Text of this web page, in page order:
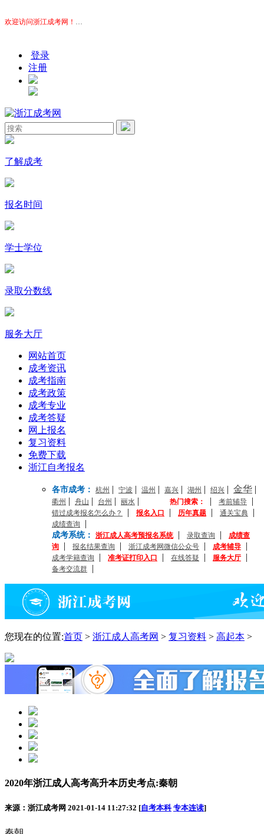
欢迎访问浙江成考网！
本站为广大考生提供报考指导服务，网站信息仅供学习
登录
注册
了解成考
报名时间
学士学位
录取分数线
服务大厅
网站首页
成考资讯
成考指南
成考政策
成考专业
成考答疑
网上报名
复习资料
免费下载
浙江自考报名
各市成考： 杭州 | 宁波 | 温州 | 嘉兴 | 湖州 | 绍兴 | 金华 |
衢州 | 舟山 | 台州 | 丽水 | 热门搜索： | 考前辅导 |
错过成考报名怎么办？ | 报名入口 | 历年真题 | 通关宝典 |
成绩查询 |
成考系统： 浙江成人高考预报名系统| 录取查询 |
成绩查
询
| 报名结果查询 | 浙江成考网微信公众号 | 成考辅导 |
成考学籍查询 | 准考证打印入口 | 在线答疑 | 服务大厅 |
备考交流群 |
您现在的位置:首页 > 浙江成人高考网 > 复习资料 > 高起本 >
2020年浙江成人高考高升本历史考点:秦朝
来源：浙江成考网 2021-01-14 11:27:32 [自考本科 专本连读]